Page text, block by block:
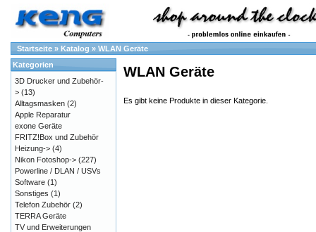
Startseite » Katalog » WLAN Geräte
WLAN Geräte
Es gibt keine Produkte in dieser Kategorie.
Kategorien
3D Drucker und Zubehör-
> (13)
Alltagsmasken (2)
Apple Reparatur
exone Geräte
FRITZ!Box und Zubehör
Heizung-> (4)
Nikon Fotoshop-> (227)
Powerline / DLAN / USVs
Software (1)
Sonstiges (1)
Telefon Zubehör (2)
TERRA Geräte
TV und Erweiterungen